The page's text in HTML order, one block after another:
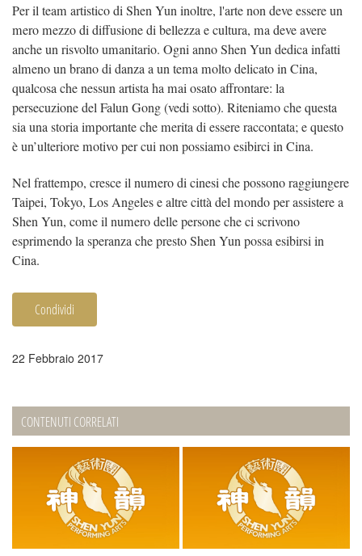
Per il team artistico di Shen Yun inoltre, l'arte non deve essere un
mero mezzo di diffusione di bellezza e cultura, ma deve avere
anche un risvolto umanitario. Ogni anno Shen Yun dedica infatti
almeno un brano di danza a un tema molto delicato in Cina,
qualcosa che nessun artista ha mai osato affrontare: la
persecuzione del Falun Gong (vedi sotto). Riteniamo che questa
sia una storia importante che merita di essere raccontata; e questo
è un’ulteriore motivo per cui non possiamo esibirci in Cina.
Nel frattempo, cresce il numero di cinesi che possono raggiungere
Taipei, Tokyo, Los Angeles e altre città del mondo per assistere a
Shen Yun, come il numero delle persone che ci scrivono
esprimendo la speranza che presto Shen Yun possa esibirsi in
Cina.
Condividi
22 Febbraio 2017
CONTENUTI CORRELATI